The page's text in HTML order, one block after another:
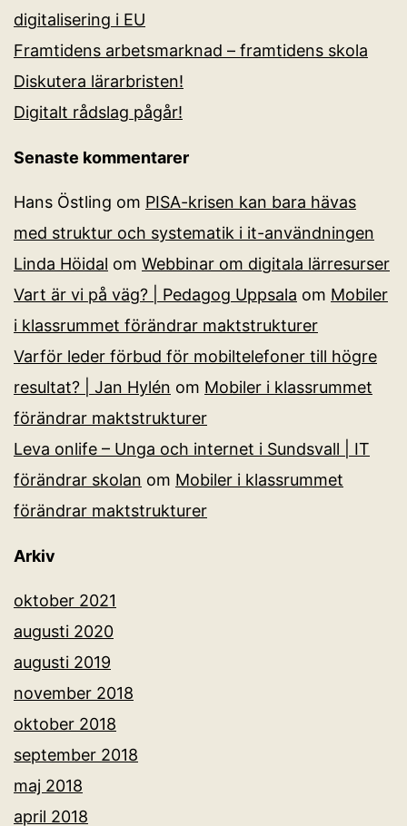
digitalisering i EU
Framtidens arbetsmarknad – framtidens skola
Diskutera lärarbristen!
Digitalt rådslag pågår!
Senaste kommentarer
Hans Östling om PISA-krisen kan bara hävas
med struktur och systematik i it-användningen
Linda Höidal om Webbinar om digitala lärresurser
Vart är vi på väg? | Pedagog Uppsala om Mobiler
i klassrummet förändrar maktstrukturer
Varför leder förbud för mobiltelefoner till högre
resultat? | Jan Hylén om Mobiler i klassrummet
förändrar maktstrukturer
Leva onlife – Unga och internet i Sundsvall | IT
förändrar skolan om Mobiler i klassrummet
förändrar maktstrukturer
Arkiv
oktober 2021
augusti 2020
augusti 2019
november 2018
oktober 2018
september 2018
maj 2018
april 2018